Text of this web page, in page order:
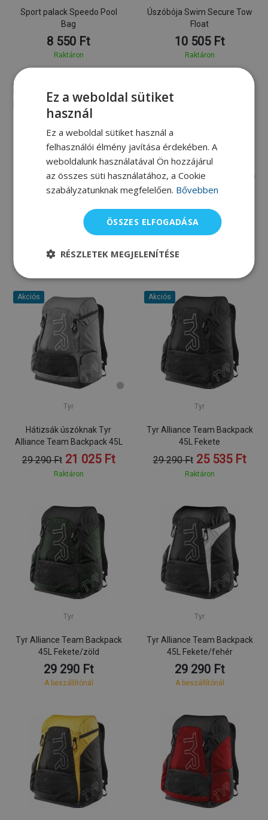
Sport palack Speedo Pool
Bag
8 550 Ft
Raktáron
Úszóbója Swim Secure Tow
Float
10 505 Ft
Raktáron
Jó Minőség
Swimaholic
Úszószemüveg Swimaholic
Elbe Swim Goggles
7 500 Ft
TYR Silicone Long Hair
5 695 Ft
Akciós
Tyr
Hátizsák úszóknak Tyr
Alliance Team Backpack 45L
29 290 Ft 21 025 Ft
Raktáron
Akciós
Tyr
Tyr Alliance Team Backpack
45L Fekete
29 290 Ft 25 535 Ft
Raktáron
Tyr
Tyr Alliance Team Backpack
45L Fekete/zöld
29 290 Ft
A beszállítónál
Tyr
Tyr Alliance Team Backpack
45L Fekete/fehér
29 290 Ft
A beszállítónál
Ez a weboldal sütiket
használ
Ez a weboldal sütiket használ a
felhasználói élmény javítása érdekében. A
weboldalunk használatával Ön hozzájárul
az összes süti használatához, a Cookie
szabályzatunknak megfelelően. Bővebben
ÖSSZES ELFOGADÁSA
RÉSZLETEK MEGJELENÍTÉSE